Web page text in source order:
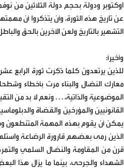
عن تاريخ هذه الثورة، وأن يتذكروا أن
التشهير بالتاريخ ولعن الآخرين بالحق
وأخيراً:
للذين يرتعدون كلما ذُكِرَت ثورة الرابع
معارك النضال والبناء مرت بأخطاء
الموضوعية والذاتية، . . . ونعم لا بد من
القانونيين والمؤرخين والقضاة
يمكن أن يقوم بهذه المهمة المتنطعون
الذين رمى بعضهم قارورة الرضاعة واستلم
قرن من المقاومة والنضال السلمي
الشهداء والجرحى، بينما ما يزال هذا